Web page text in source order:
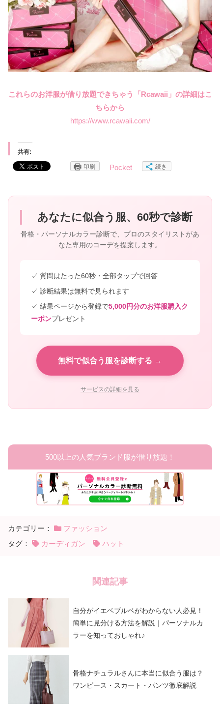
これらのお洋服が借り放題できちゃう「Rcawaii」の詳細はこ
ちらから
https://www.rcawaii.com/
共有:
印刷 Pocket 続き
あなたに似合う服、60秒で診断
骨格・パーソナルカラー診断で、プロのスタイリストがあ
なた専用のコーデを提案します。
✓ 質問はたった60秒・全部タップで回答
✓ 診断結果は無料で見られます
✓ 結果ページから登録で5,000円分のお洋服購入ク
ーポンプレゼント
無料で似合う服を診断する →
サービスの詳細を見る
500以上の人気ブランド服が借り放題！
カテゴリー：
ファッション
タグ：
カーディガン ハット
関連記事
自分がイエベブルベがわからない人必見！
簡単に見分ける方法を解説｜パーソナルカ
ラーを知っておしゃれ♪
骨格ナチュラルさんに本当に似合う服は？
ワンピース・スカート・パンツ徹底解説